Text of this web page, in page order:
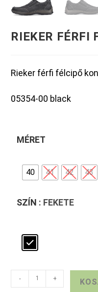
RIEKER FÉRFI
Rieker férfi félcipő
05354-00 black
MÉRET
40 41 42 43
SZÍN : FEKETE
FÉRFI
- +